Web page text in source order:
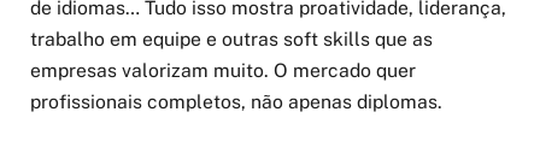
de idiomas… Tudo isso mostra proatividade, liderança,
trabalho em equipe e outras soft skills que as
empresas valorizam muito. O mercado quer
profissionais completos, não apenas diplomas.